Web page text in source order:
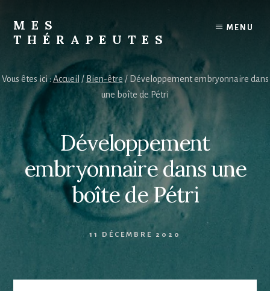
content
MES
THÉRAPEUTES
thérapeute
MENU
Vous êtes ici :Accueil / Bien-être /Développement embryonnaire dans
une boîte de Pétri
Développement
embryonnaire dans une
boîte de Pétri
11 DÉCEMBRE 2020